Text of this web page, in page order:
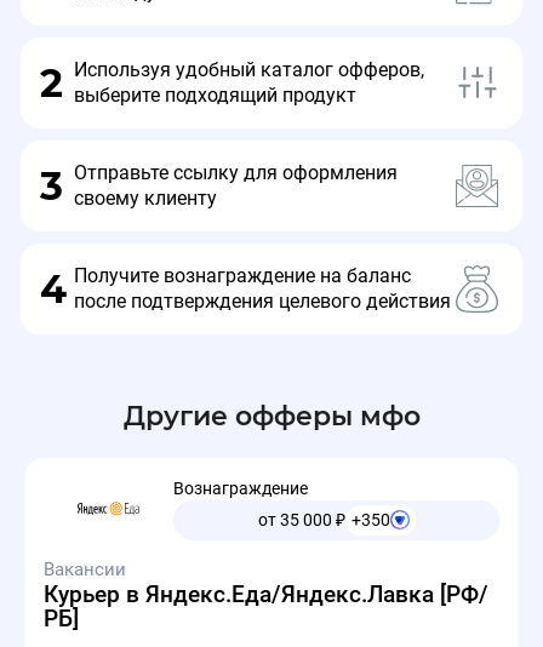
2
Используя удобный каталог офферов,
выберите подходящий продукт
3 Отправьте ссылку для оформления
своему клиенту
4 Получите вознаграждение на баланс
после подтверждения целевого действия
Другие офферы мфо
Вознаграждение
от 35 000 ₽ +350
Вакансии
Курьер в Яндекс.Еда/Яндекс.Лавка [РФ/
РБ]